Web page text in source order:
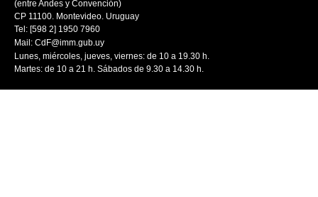
(entre Andes y Convención)
CP 11100. Montevideo. Uruguay
Tel: [598 2] 1950 7960
Mail: CdF@imm.gub.uy
Lunes, miércoles, jueves, viernes: de 10 a 19.30 h.
Martes: de 10 a 21 h. Sábados de 9.30 a 14.30 h.